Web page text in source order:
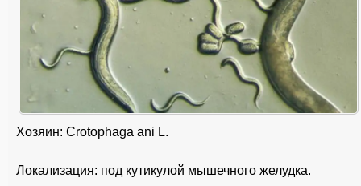
Xозяин: Crotophaga ani L.
Локализация: под кутикулой мышечного желудка.